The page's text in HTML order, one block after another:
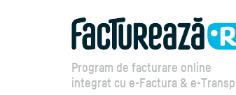
Program de facturare online
integrat cu e-Factura & e-